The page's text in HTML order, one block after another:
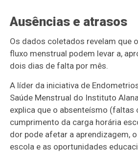
Ausências e atrasos
Os dados coletados revelam que
fluxo menstrual podem levar a,
dois dias de falta por mês.
A líder da iniciativa de
Saúde Menstrual do Instituto
explica que o absenteísmo (faltas
cumprimento da carga horária
dor pode afetar a aprendizagem,
escola e as oportunidades